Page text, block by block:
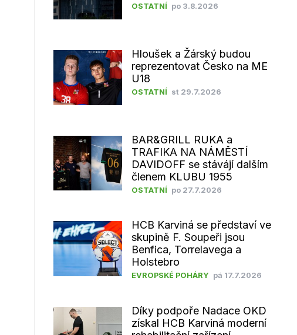
OSTATNÍ po 3.8.2026
Hloušek a Žárský budou
reprezentovat Česko na ME
U18
OSTATNÍ st 29.7.2026
BAR&GRILL RUKA a
TRAFIKA NA NÁMĚSTÍ
DAVIDOFF se stávájí dalším
členem KLUBU 1955
OSTATNÍ po 27.7.2026
HCB Karviná se představí ve
skupině F. Soupeři jsou
Benfica, Torrelavega a
Holstebro
EVROPSKÉ POHÁRY pá 17.7.2026
Díky podpoře Nadace OKD
získal HCB Karviná moderní